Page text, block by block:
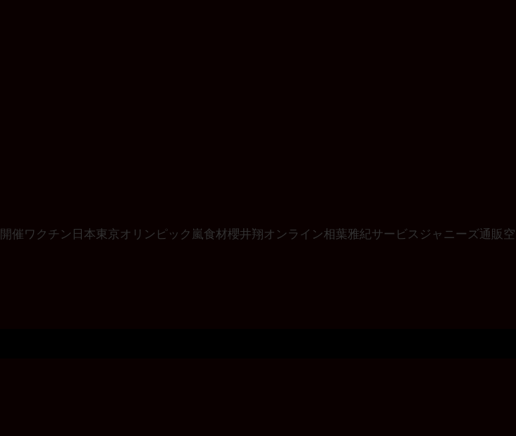
開催ワクチン 日本東京オリンピック 嵐 食材櫻井翔オンライン相葉雅紀サービス ジャニーズ通販 空